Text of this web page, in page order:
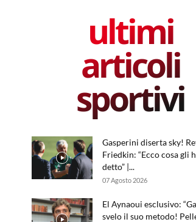
ultimi
articoli
sportivi
Gasperini diserta sky!
Friedkin: “Ecco cosa gli
detto” |...
07 Agosto 2026
El Aynaoui esclusivo:
svelo il suo metodo!